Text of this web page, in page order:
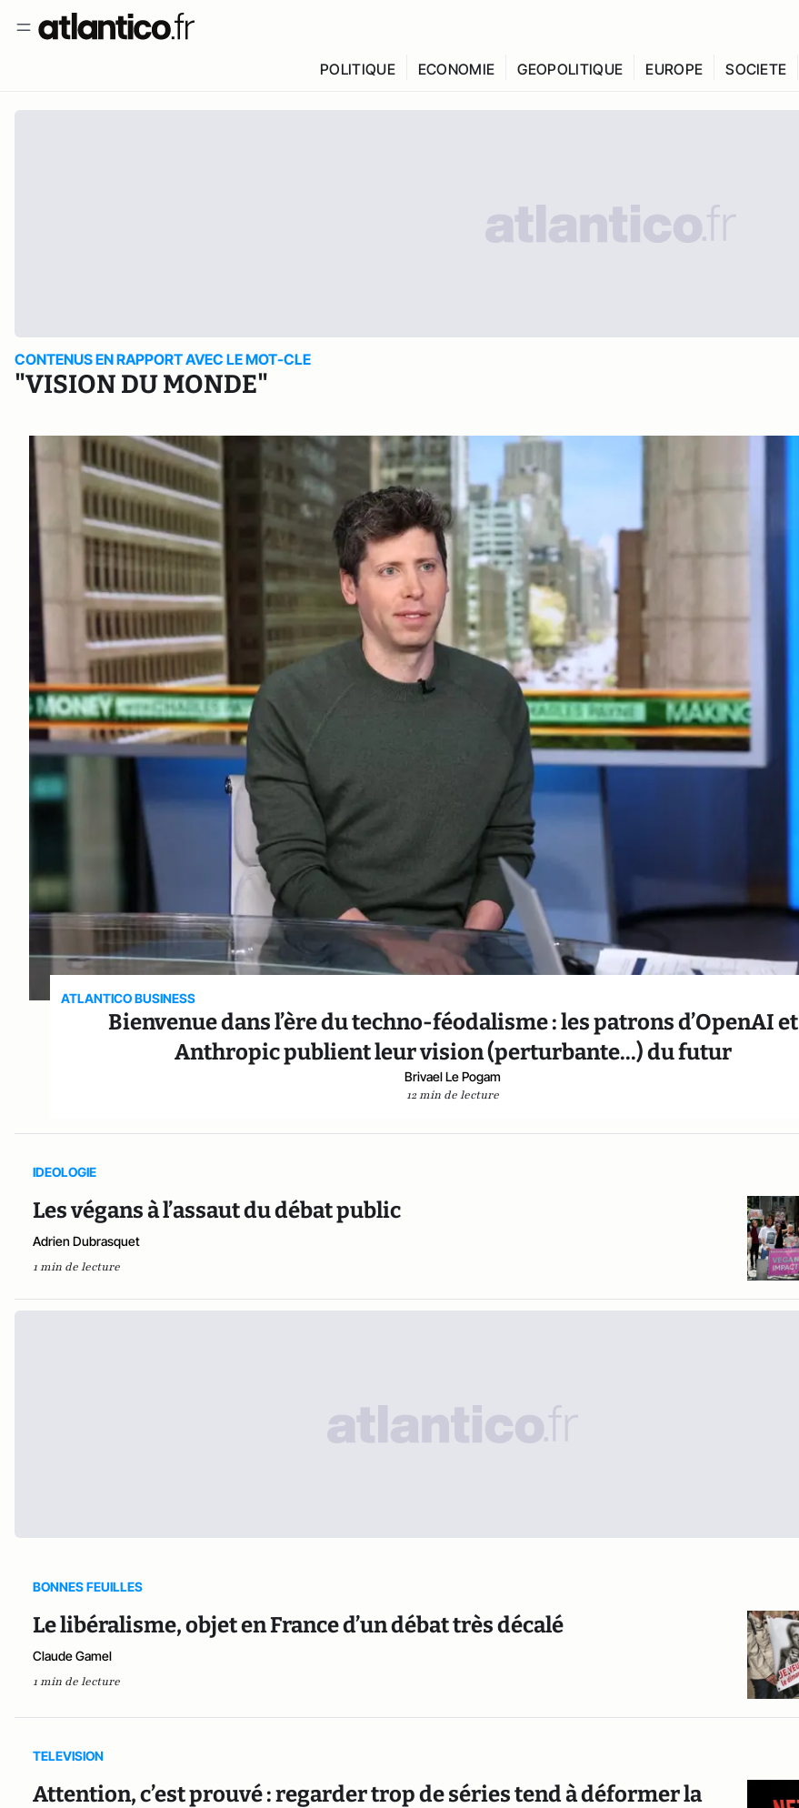
POLITIQUE ECONOMIE GEOPOLITIQUE EUROPE SOCIETE
CONTENUS EN RAPPORT AVEC LE MOT-CLE
"VISION DU MONDE"
ATLANTICO BUSINESS
Bienvenue dans l’ère du techno-féodalisme : les patrons d’OpenAI et
Anthropic publient leur vision (perturbante...) du futur
Brivael Le Pogam
12 min de lecture
IDEOLOGIE
Les végans à l’assaut du débat public
Adrien Dubrasquet
1 min de lecture
BONNES FEUILLES
Le libéralisme, objet en France d’un débat très décalé
Claude Gamel
1 min de lecture
TELEVISION
Attention, c’est prouvé : regarder trop de séries tend à déformer la